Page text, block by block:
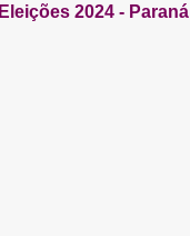
Eleições 2024 - Paraná